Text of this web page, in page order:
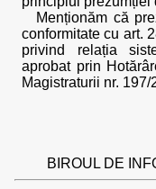
Menționăm că
conformitate cu art.
privind relația
aprobat prin
Magistraturii nr. 197/
BIROUL DE